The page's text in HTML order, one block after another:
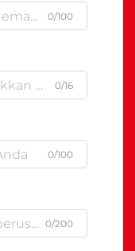
0/100
0/16
0/100
0/200